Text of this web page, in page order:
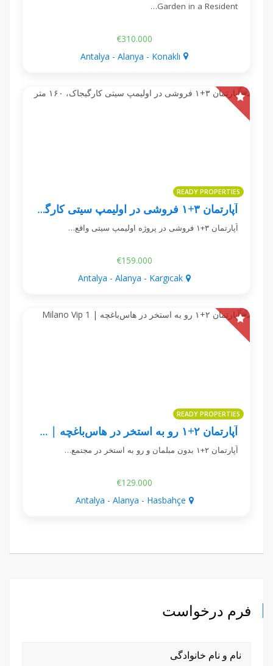
Garden in a Resident…
€310.000
Antalya - Alanya - Konaklı
READY PROPERTIES
آپارتمان ۳+۱ فروشی در اولیمپ سیتی کارگیجاک، ۱۶۰ متر
آپارتمان ۳+۱ فروشی در پروژه اولیمپ سیتی واقع…
€159.000
Antalya - Alanya - Kargıcak
READY PROPERTIES
آپارتمان ۲+۱ رو به استخر در هاس‌باغچه | Milano Vip 1
آپارتمان ۲+۱ بدون مبلمان و رو به استخر در مجتمع…
€129.000
Antalya - Alanya - Hasbahçe
فرم درخواست